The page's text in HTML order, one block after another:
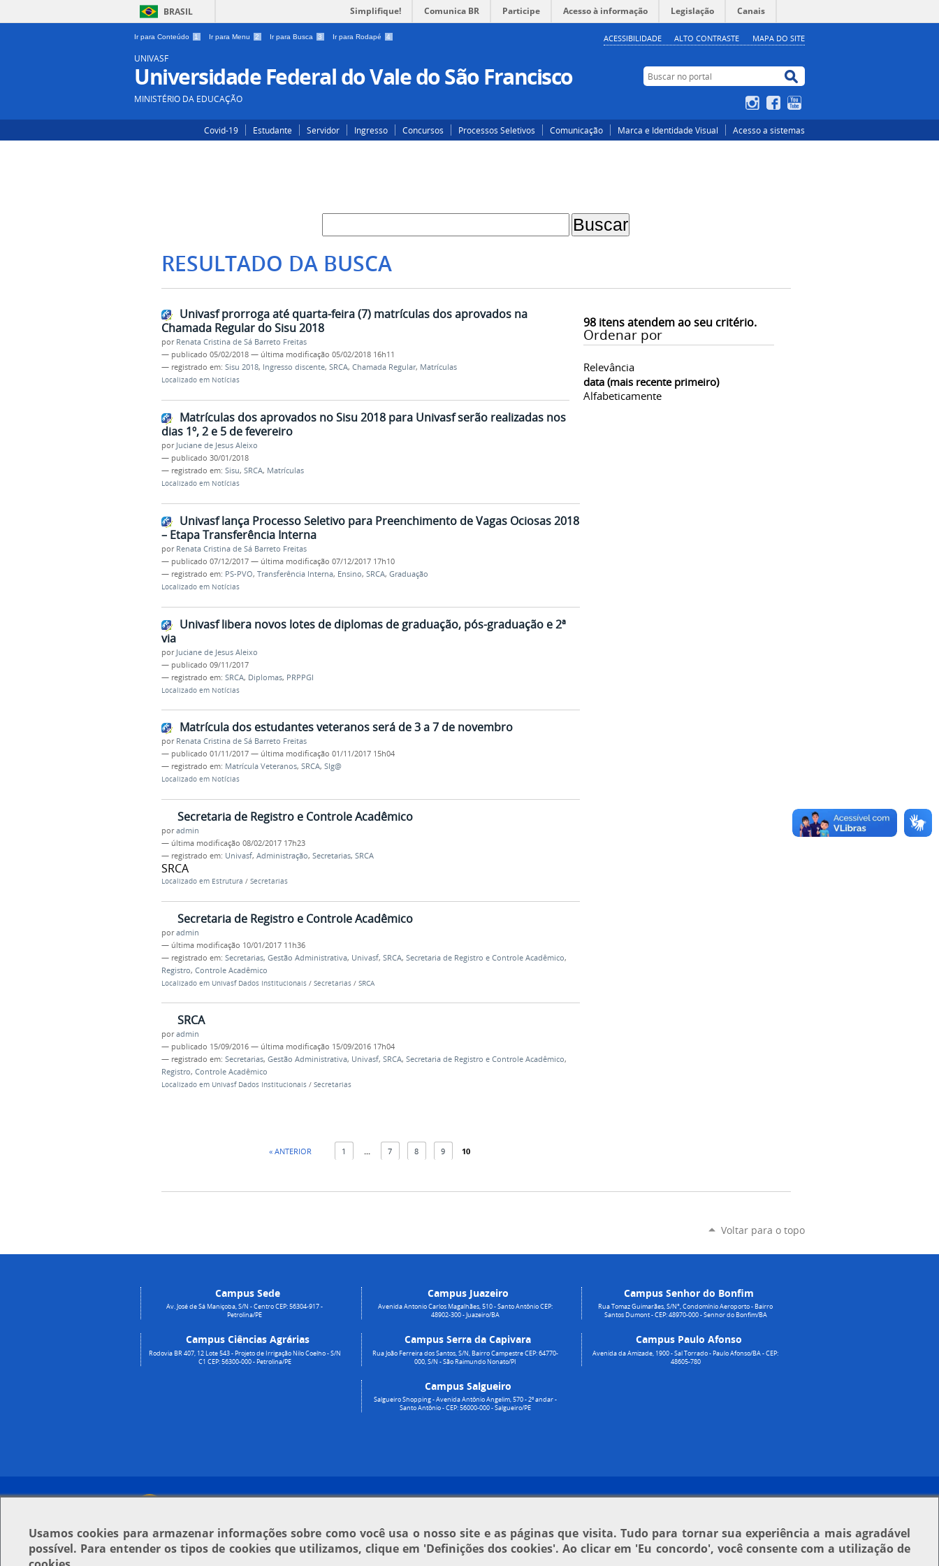
BRASIL Simplifique! Comunica BR Participe Acesso à informação Legislação Canais
Ir para Conteúdo 1 Ir para Menu 2 Ir para Busca 3 Ir para Rodapé 4 ACESSIBILIDADE ALTO CONTRASTE MAPA DO SITE
UNIVASF
Universidade Federal do Vale do São Francisco
MINISTÉRIO DA EDUCAÇÃO
Buscar no portal
Buscar no portal
InstagramFacebook
Covid-19 Estudante Servidor Ingresso Concursos Processos Seletivos Comunicação Marca e Identidade Visual Acesso a sistemas
RESULTADO DA BUSCA
98itens atendem ao seu critério.
Ordenar por
Relevância
data (mais recente primeiro)
Alfabeticamente
Univasf prorroga até quarta-feira (7) matrículas dos aprovados na
Chamada Regular do Sisu 2018
por Renata Cristina de Sá Barreto Freitas
— publicado 05/02/2018 — última modificação 05/02/2018 16h11
— registrado em: Sisu 2018, Ingresso discente, SRCA, Chamada Regular, Matrículas
Localizado em Notícias
Matrículas dos aprovados no Sisu 2018 para Univasf serão realizadas nos
dias 1º, 2 e 5 de fevereiro
por Juciane de Jesus Aleixo
— publicado 30/01/2018
— registrado em: Sisu, SRCA, Matrículas
Localizado em Notícias
Univasf lança Processo Seletivo para Preenchimento de Vagas Ociosas 2018
– Etapa Transferência Interna
por Renata Cristina de Sá Barreto Freitas
— publicado 07/12/2017 — última modificação 07/12/2017 17h10
— registrado em: PS-PVO, Transferência Interna, Ensino, SRCA, Graduação
Localizado em Notícias
Univasf libera novos lotes de diplomas de graduação, pós-graduação e 2ª
via
por Juciane de Jesus Aleixo
— publicado 09/11/2017
— registrado em: SRCA, Diplomas, PRPPGI
Localizado em Notícias
Matrícula dos estudantes veteranos será de 3 a 7 de novembro
por Renata Cristina de Sá Barreto Freitas
— publicado 01/11/2017 — última modificação 01/11/2017 15h04
— registrado em: Matrícula Veteranos, SRCA, SIg@
Localizado em Notícias
Secretaria de Registro e Controle Acadêmico
poradmin
— última modificação 08/02/2017 17h23
— registrado em: Univasf, Administração, Secretarias, SRCA
SRCA
Localizado em Estrutura / Secretarias
Secretaria de Registro e Controle Acadêmico
poradmin
— última modificação 10/01/2017 11h36
— registrado em: Secretarias, Gestão Administrativa, Univasf, SRCA, Secretaria de Registro e Controle Acadêmico,
Registro, Controle Acadêmico
Localizado em Univasf Dados Institucionais / Secretarias / SRCA
SRCA
poradmin
— publicado 15/09/2016 — última modificação 15/09/2016 17h04
— registrado em: Secretarias, Gestão Administrativa, Univasf, SRCA, Secretaria de Registro e Controle Acadêmico,
Registro, Controle Acadêmico
Localizado em Univasf Dados Institucionais / Secretarias
« ANTERIOR 1 ... 7 8 9 10
Voltar para o topo
Campus Sede
Av. José de Sá Maniçoba, S/N - Centro CEP: 56304-917 -
Petrolina/PE
Campus Ciências Agrárias
Rodovia BR 407, 12 Lote 543 - Projeto de Irrigação Nilo Coelho - S/N
C1 CEP: 56300-000 - Petrolina/PE
Campus Juazeiro
Avenida Antonio Carlos Magalhães, 510 - Santo Antônio CEP:
48902-300 - Juazeiro/BA
Campus Serra da Capivara
Rua João Ferreira dos Santos, S/N, Bairro Campestre CEP: 64770-
000, S/N - São Raimundo Nonato/PI
Campus Salgueiro
Salgueiro Shopping - Avenida Antônio Angelim, 570 - 2º andar -
Santo Antônio - CEP: 56000-000 - Salgueiro/PE
Campus Senhor do Bonfim
Rua Tomaz Guimarães, S/N°, Condomínio Aeroporto - Bairro
Santos Dumont - CEP: 48970-000 - Senhor do Bonfim/BA
Campus Paulo Afonso
Avenida da Amizade, 1900 - Sal Torrado - Paulo Afonso/BA - CEP:
48605-780
Usamoscookies para armazenar informações sobre como você usa o nosso site e as páginas que visita. Tudo para tornar sua experiência a mais agradável
possível. Para entender os tipos de cookies que utilizamos, clique em 'Definições dos cookies'. Ao clicar em 'Eu concordo', você consente com a utilização de